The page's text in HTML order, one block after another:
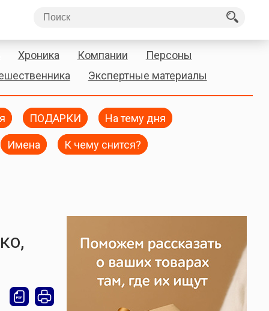
Хроника Компании
Персоны
Экспертные материалы
ПОДАРКИ На тему дня
Имена К чему снится?